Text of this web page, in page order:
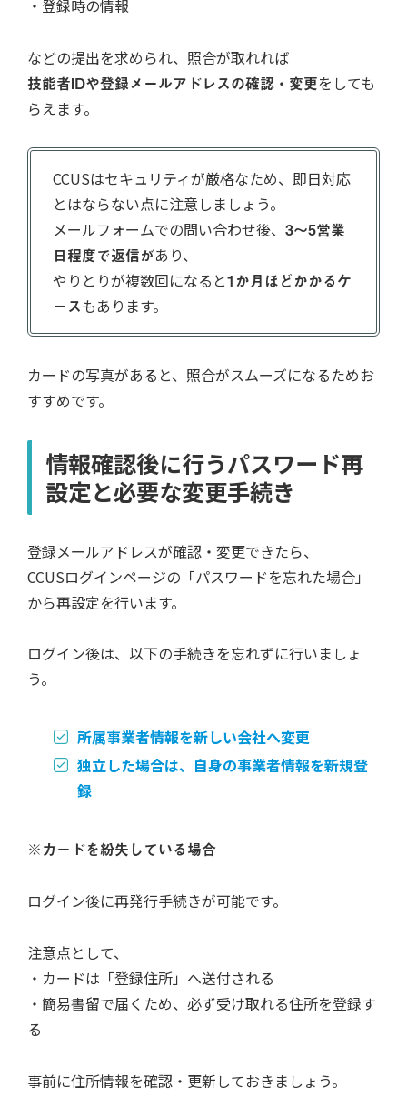
・登録時の情報
などの提出を求められ、照合が取れれば
技能者IDや登録メールアドレスの確認・変更をしても
らえます。
CCUSはセキュリティが厳格なため、即日対応
とはならない点に注意しましょう。
メールフォームでの問い合わせ後、 3～5営業
日程度で返信があり、
やりとりが複数回になると1か月ほどかかるケ
ースもあります。
カードの写真があると、照合がスムーズになるためお
すすめです。
情報確認後に行うパスワード再
設定と必要な変更手続き
登録メールアドレスが確認・変更できたら、
CCUSログインページの「パスワードを忘れた場合」
から再設定を行います。
ログイン後は、以下の手続きを忘れずに行いましょ
う。
所属事業者情報を新しい会社へ変更
独立した場合は、自身の事業者情報を新規登
録
※カードを紛失している場合
ログイン後に再発行手続きが可能です。
注意点として、
・カードは「登録住所」へ送付される
・簡易書留で届くため、必ず受け取れる住所を登録す
る
事前に住所情報を確認・更新しておきましょう。